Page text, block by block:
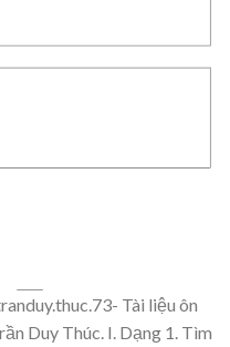
Tài liệu ôn
ần Duy Thúc. I. Dạng 1. Tìm